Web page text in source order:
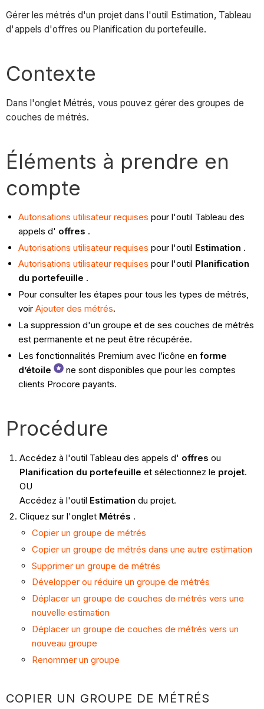
Gérer les métrés d'un projet dans l'outil Estimation, Tableau
d'appels d'offres ou Planification du portefeuille.
Contexte
Dans l'onglet Métrés, vous pouvez gérer des groupes de
couches de métrés.
Éléments à prendre en
compte
Autorisations utilisateur requises pour l'outil Tableau des
appels d' offres .
Autorisations utilisateur requises pour l'outil Estimation .
Autorisations utilisateur requises pour l'outil Planification
du portefeuille .
Pour consulter les étapes pour tous les types de métrés,
voirAjouter des métrés.
La suppression d'un groupe et de ses couches de métrés
est permanente et ne peut être récupérée.
Les fonctionnalités Premium avec l’icône enforme
d’étoile
ne sont disponibles que pour les comptes
clients Procore payants.
Procédure
Accédez à l'outil Tableau des appels d' offres ou
Planification du portefeuille et sélectionnez le projet.
OU
Accédez à l'outil Estimation du projet.
Cliquez sur l'onglet Métrés .
Copier un groupe de métrés
Copier un groupe de métrés dans une autre estimation
Supprimer un groupe de métrés
Développer ou réduire un groupe de métrés
Déplacer un groupe de couches de métrés vers une
nouvelle estimation
Déplacer un groupe de couches de métrés vers un
nouveau groupe
Renommer un groupe
COPIER UN GROUPE DE MÉTRÉS